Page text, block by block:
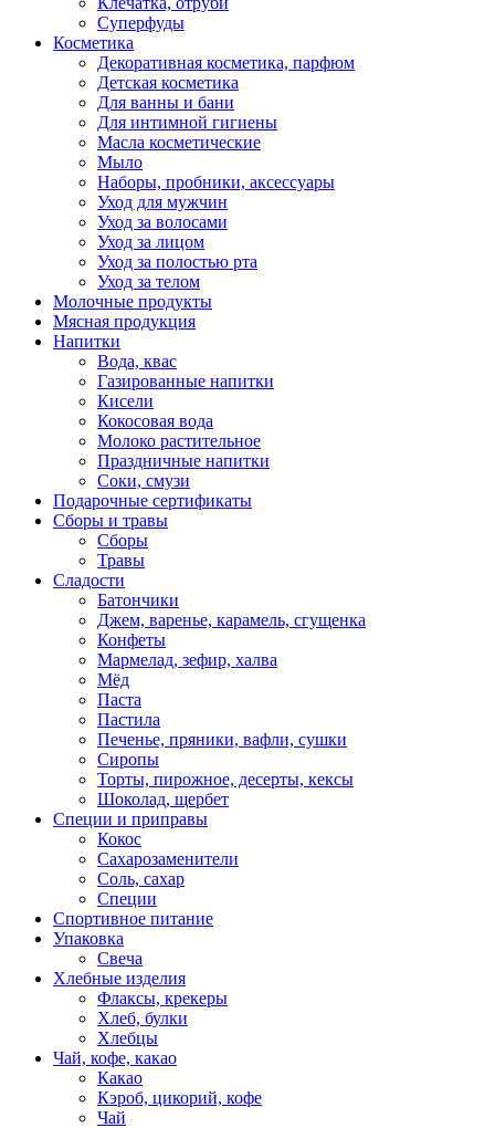
Суперфуды
Косметика
Декоративная косметика, парфюм
Детская косметика
Для ванны и бани
Для интимной гигиены
Масла косметические
Мыло
Наборы, пробники, аксессуары
Уход для мужчин
Уход за волосами
Уход за лицом
Уход за полостью рта
Уход за телом
Молочные продукты
Мясная продукция
Напитки
Вода, квас
Газированные напитки
Кисели
Кокосовая вода
Молоко растительное
Праздничные напитки
Соки, смузи
Подарочные сертификаты
Сборы и травы
Сборы
Травы
Сладости
Батончики
Джем, варенье, карамель, сгущенка
Конфеты
Мармелад, зефир, халва
Мёд
Паста
Пастила
Печенье, пряники, вафли, сушки
Сиропы
Торты, пирожное, десерты, кексы
Шоколад, щербет
Специи и приправы
Кокос
Сахарозаменители
Соль, сахар
Специи
Спортивное питание
Упаковка
Свеча
Хлебные изделия
Флаксы, крекеры
Хлеб, булки
Хлебцы
Чай, кофе, какао
Какао
Кэроб, цикорий, кофе
Чай